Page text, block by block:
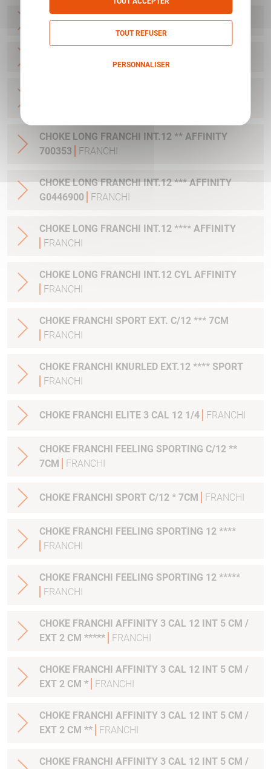
CHOKE LONG FRANCHI INT.12 CYL FRANCHI
CHOKE LONG FRANCHI INT.12 ** AFFINITY
700353
FRANCHI
CHOKE LONG FRANCHI INT.12 *** AFFINITY
G0446900
FRANCHI
CHOKE LONG FRANCHI INT.12 **** AFFINITY
FRANCHI
CHOKE LONG FRANCHI INT.12 CYL AFFINITY
FRANCHI
CHOKE FRANCHI SPORT EXT. C/12 *** 7CM
FRANCHI
CHOKE FRANCHI KNURLED EXT.12 **** SPORT
FRANCHI
CHOKE FRANCHI ELITE 3 CAL 12 1/4 FRANCHI
CHOKE FRANCHI FEELING SPORTING C/12 **
7CM
FRANCHI
CHOKE FRANCHI SPORT C/12 * 7CM FRANCHI
CHOKE FRANCHI FEELING SPORTING 12 ****
FRANCHI
CHOKE FRANCHI FEELING SPORTING 12 *****
FRANCHI
CHOKE FRANCHI AFFINITY 3 CAL 12 INT 5 CM /
EXT 2 CM *****
FRANCHI
CHOKE FRANCHI AFFINITY 3 CAL 12 INT 5 CM /
EXT 2 CM *
FRANCHI
CHOKE FRANCHI AFFINITY 3 CAL 12 INT 5 CM /
EXT 2 CM **
FRANCHI
CHOKE FRANCHI AFFINITY 3 CAL 12 INT 5 CM /
TOUT REFUSER
PERSONNALISER